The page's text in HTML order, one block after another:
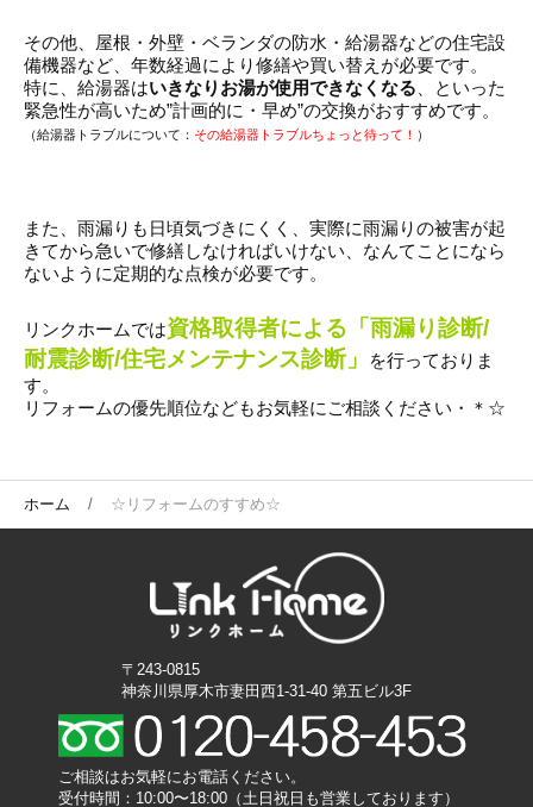
その他、屋根・外壁・ベランダの防水・給湯器などの住宅設
備機器など、年数経過により修繕や買い替えが必要です。
特に、給湯器はいきなりお湯が使用できなくなる 、といった
緊急性が高いため”計画的に・早め”の交換がおすすめです。
（給湯器トラブルについて： その給湯器トラブルちょっと待って！ ）
また、雨漏りも日頃気づきにくく、実際に雨漏りの被害が起
きてから急いで修繕しなければいけない、なんてことになら
ないように定期的な点検が必要です。
リンクホームでは資格取得者による「雨漏り診断/
耐震診断/住宅メンテナンス診断」
を行っておりま
す。
リフォームの優先順位などもお気軽にご相談ください・＊☆
ホーム ☆リフォームのすすめ☆
〒243-0815
神奈川県厚木市妻田西1-31-40 第五ビル3F
ご相談はお気軽にお電話ください。
受付時間：10:00〜18:00（土日祝日も営業しております）